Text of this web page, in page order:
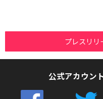
プレスリリ
公式アカウン